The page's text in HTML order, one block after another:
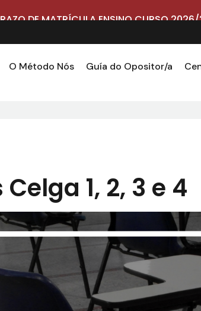
O Método Nós Guía do Opositor/a
1, 2, 3 e 4